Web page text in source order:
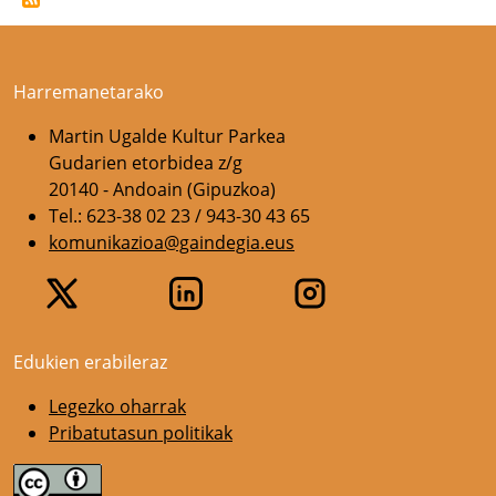
Harremanetarako
Martin Ugalde Kultur Parkea
Gudarien etorbidea z/g
20140 - Andoain (Gipuzkoa)
Tel.: 623-38 02 23 / 943-30 43 65
komunikazioa@gaindegia.eus
Edukien erabileraz
Legezko oharrak
Pribatutasun politikak